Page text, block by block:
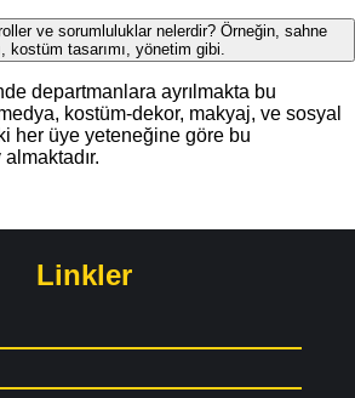
ve sorumluluklar nelerdir? Örneğin, sahne
kostüm tasarımı, yönetim gibi.
departmanlara ayrılmakta bu
kostüm-dekor, makyaj, ve sosyal
her üye yeteneğine göre bu
Linkler